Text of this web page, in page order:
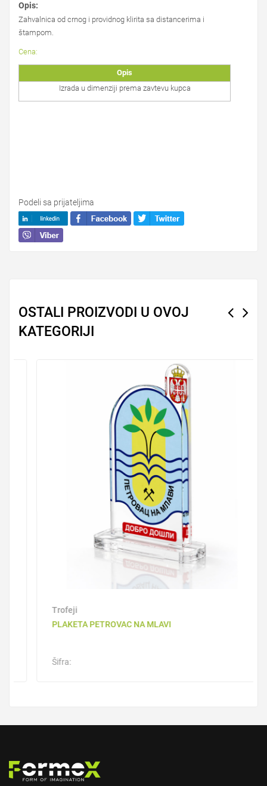
Opis:
Zahvalnica od crnog i providnog klirita sa distancerima i
štampom.
Cena:
Opis
Izrada u dimenziji prema zavtevu kupca
Podeli sa prijateljima
OSTALI PROIZVODI U OVOJ
KATEGORIJI
Trofeji
PLAKETA PETROVAC NA MLAVI
Šifra: